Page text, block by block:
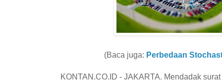
(Baca juga: Perbedaan
KONTAN.CO.ID - JAKARTA. Mendadak